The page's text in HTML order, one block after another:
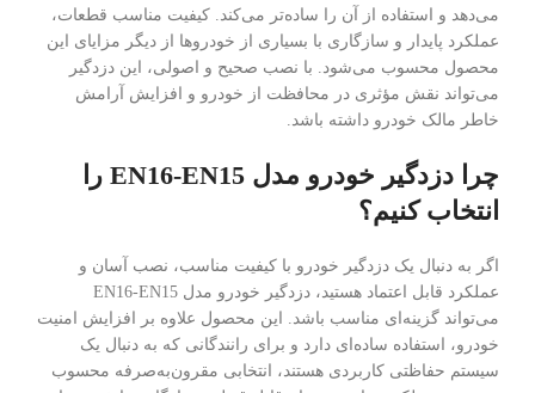
می‌دهد و استفاده از آن را ساده‌تر می‌کند. کیفیت مناسب قطعات،
عملکرد پایدار و سازگاری با بسیاری از خودروها از دیگر مزایای این
محصول محسوب می‌شود. با نصب صحیح و اصولی، این دزدگیر
می‌تواند نقش مؤثری در محافظت از خودرو و افزایش آرامش
خاطر مالک خودرو داشته باشد.
چرا دزدگیر خودرو مدل EN16-EN15 را
انتخاب کنیم؟
اگر به دنبال یک دزدگیر خودرو با کیفیت مناسب، نصب آسان و
عملکرد قابل اعتماد هستید، دزدگیر خودرو مدل EN16-EN15
می‌تواند گزینه‌ای مناسب باشد. این محصول علاوه بر افزایش امنیت
خودرو، استفاده ساده‌ای دارد و برای رانندگانی که به دنبال یک
سیستم حفاظتی کاربردی هستند، انتخابی مقرون‌به‌صرفه محسوب